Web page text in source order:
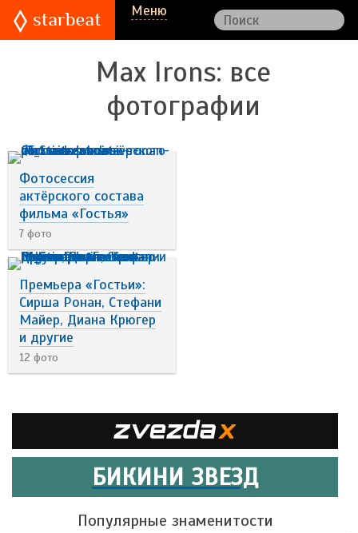
Меню
Max Irons: все
фотографии
Фотосессия
актёрского состава
фильма «Гостья»
7 фото
Премьера «Гостьи»:
Сирша Ронан, Стефани
Майер, Диана Крюгер
и другие
12 фото
БИКИНИ ЗВЕЗД
Популярные знаменитости